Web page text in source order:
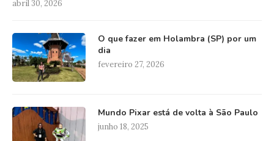
abril 30, 2026
O que fazer em Holambra (SP) por um
dia
fevereiro 27, 2026
Mundo Pixar está de volta à São Paulo
junho 18, 2025